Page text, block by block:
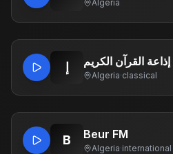
Algeria
إذاعة القرآن الكريم
Algeria·classical
B Beur FM
Algeria·international